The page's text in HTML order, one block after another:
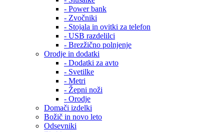
- Power bank
- Zvočniki
- Stojala in ovitki za telefon
- USB razdelilci
- Brezžično polnjenje
Orodje in dodatki
- Dodatki za avto
- Svetilke
- Metri
- Žepni noži
- Orodje
Domači izdelki
Božič in novo leto
Odsevniki